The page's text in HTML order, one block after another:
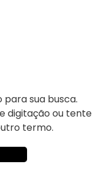
sua busca.
digitação ou tente
termo.